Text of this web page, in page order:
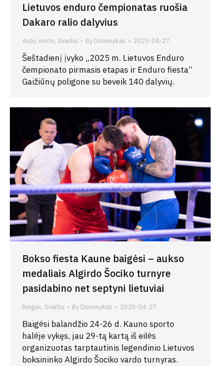
Lietuvos enduro čempionatas ruošia
Dakaro ralio dalyvius
Auto, moto, Svarbu By Dominykas 2025-04-27
Šeštadienį įvyko „2025 m. Lietuvos Enduro
čempionato pirmasis etapas ir Enduro fiesta“
Gaižiūnų poligone su beveik 140 dalyvių.
Bokso fiesta Kaune baigėsi – aukso
medaliais Algirdo Šociko turnyre
pasidabino net septyni lietuviai
Ringas, Svarbu By Dominykas 2025-04-27
Baigėsi balandžio 24-26 d. Kauno sporto
halėje vykęs, jau 29-tą kartą iš eilės
organizuotas tarptautinis legendinio Lietuvos
boksininko Algirdo Šociko vardo turnyras.